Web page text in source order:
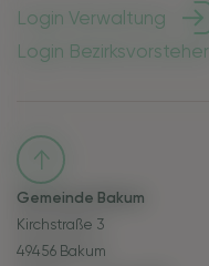
Login Verwaltung
Login Bezirksvorsteher
Gemeinde Bakum
Kirchstraße 3
49456 Bakum